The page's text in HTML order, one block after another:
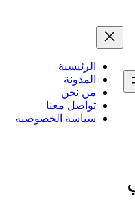
الرئيسية
المدونة
من نحن
تواصل معنا
سياسة الخصوصية